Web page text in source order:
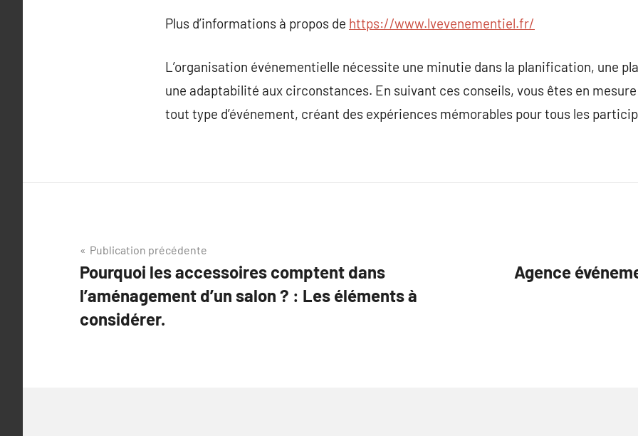
Plus d’informations à propos de https://www.lvevenementiel.fr/
L’organisation événementielle nécessite une minutie dans la planification, une
une adaptabilité aux circonstances. En suivant ces conseils, vous êtes en
tout type d’événement, créant des expériences mémorables pour tous les
Navigation
de
l’article
Publication précédente
Pourquoi les accessoires comptent dans
l’aménagement d’un salon ? : Les éléments à
considérer.
Agence